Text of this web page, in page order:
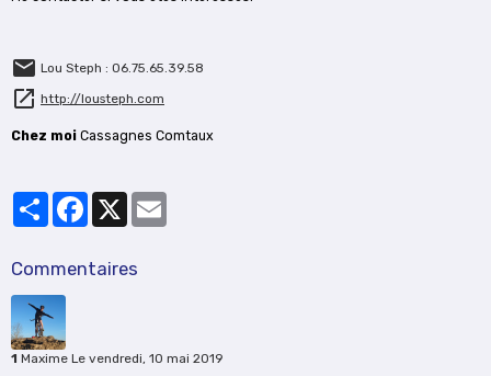
Lou Steph : 06.75.65.39.58
http://lousteph.com
Chez moi Cassagnes Comtaux
PartagerFacebook
X
Commentaires
1 Maxime Le vendredi, 10 mai 2019